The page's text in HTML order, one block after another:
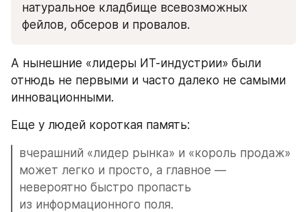
натуральное кладбище всевозможных
фейлов, обсеров и провалов.
А нынешние «лидеры ИТ-индустрии» были
отнюдь не первыми и часто далеко не самыми
инновационными.
Еще у людей короткая память:
вчерашний «лидер рынка» и «король продаж»
может легко и просто, а главное —
невероятно быстро пропасть
из информационного поля.